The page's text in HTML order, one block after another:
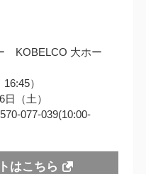
大ホー
）
日（土）
077-039(10:00-
はこちら